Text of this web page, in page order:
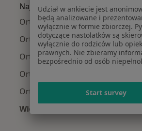
Najpopularniejsze ubezpieczenia
Ortopedzi z Medicover w
Ortopedzi z Allianz w Warszawie
Ortopedzi z INTER Polska w
Ortopedzi z Signal Iduna w
Ortopedzi z Compensa w
Więcej (11)
Udział w ankiecie jest
będą analizowane i
wyłącznie w formie zbiorczej.
dotyczące nastolatków są
wyłącznie do rodziców lub
prawnych. Nie zbieramy
bezpośrednio od osób
Start survey